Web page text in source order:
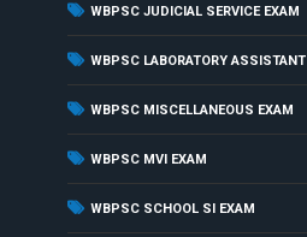
WBPSC JUDICIAL SERVICE EXAM
WBPSC LABORATORY ASSISTANT
WBPSC MISCELLANEOUS EXAM
WBPSC MVI EXAM
WBPSC SCHOOL SI EXAM